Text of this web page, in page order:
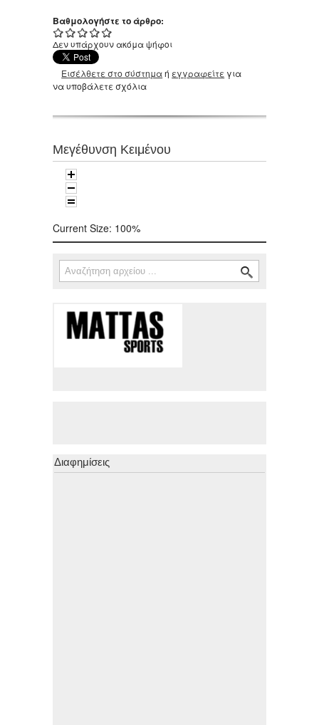
Βαθμολογήστε το άρθρο:
Δεν υπάρχουν ακόμα ψήφοι
Εισέλθετε στο σύστημαή εγγραφείτε για
να υποβάλετε σχόλια
Μεγέθυνση Κειμένου
Current Size: 100%
Φόρμα αναζήτησης
Αναζήτηση
Διαφημίσεις